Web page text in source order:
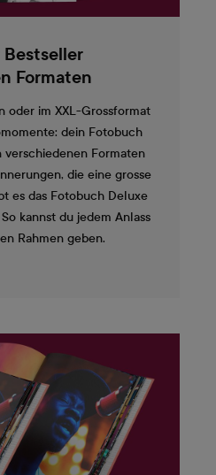
Bestseller
Formaten
oder im XXL-Grossformat
dein Fotobuch
verschiedenen Formaten
die eine grosse
es das Fotobuch Deluxe
kannst du jedem Anlass
Rahmen geben.